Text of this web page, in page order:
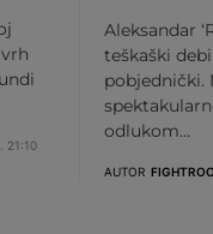
21:10
Aleksandar
teškaški
pobjednički.
odlukom…
AUTOR